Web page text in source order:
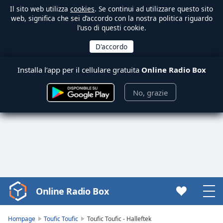
Il sito web utilizza cookies. Se continui ad utilizzare questo sito
web, significa che sei d’accordo con la nostra politica riguardo
l’uso di questi cookie.
Installa l’app per il cellulare gratuita Online Radio Box
No, grazie
Video
Player
Online Radio Box
Hompage Toufic Toufic Toufic Toufic - Halleftek